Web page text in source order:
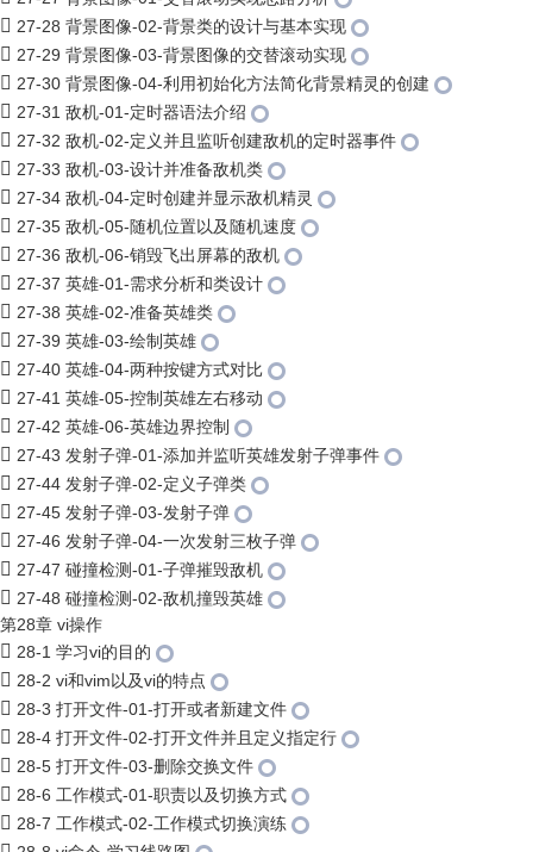
27-28 背景图像-02-背景类的设计与基本实现
27-29 背景图像-03-背景图像的交替滚动实现
27-30 背景图像-04-利用初始化方法简化背景精灵的创建
27-31 敌机-01-定时器语法介绍
27-32 敌机-02-定义并且监听创建敌机的定时器事件
27-33 敌机-03-设计并准备敌机类
27-34 敌机-04-定时创建并显示敌机精灵
27-35 敌机-05-随机位置以及随机速度
27-36 敌机-06-销毁飞出屏幕的敌机
27-37 英雄-01-需求分析和类设计
27-38 英雄-02-准备英雄类
27-39 英雄-03-绘制英雄
27-40 英雄-04-两种按键方式对比
27-41 英雄-05-控制英雄左右移动
27-42 英雄-06-英雄边界控制
27-43 发射子弹-01-添加并监听英雄发射子弹事件
27-44 发射子弹-02-定义子弹类
27-45 发射子弹-03-发射子弹
27-46 发射子弹-04-一次发射三枚子弹
27-47 碰撞检测-01-子弹摧毁敌机
27-48 碰撞检测-02-敌机撞毁英雄
第28章 vi操作
28-1 学习vi的目的
28-2 vi和vim以及vi的特点
28-3 打开文件-01-打开或者新建文件
28-4 打开文件-02-打开文件并且定义指定行
28-5 打开文件-03-删除交换文件
28-6 工作模式-01-职责以及切换方式
28-7 工作模式-02-工作模式切换演练